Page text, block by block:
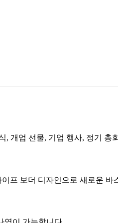
, 개업 선물, 기업 행사, 정기 총
프 보더 디자인으로 새로운 바